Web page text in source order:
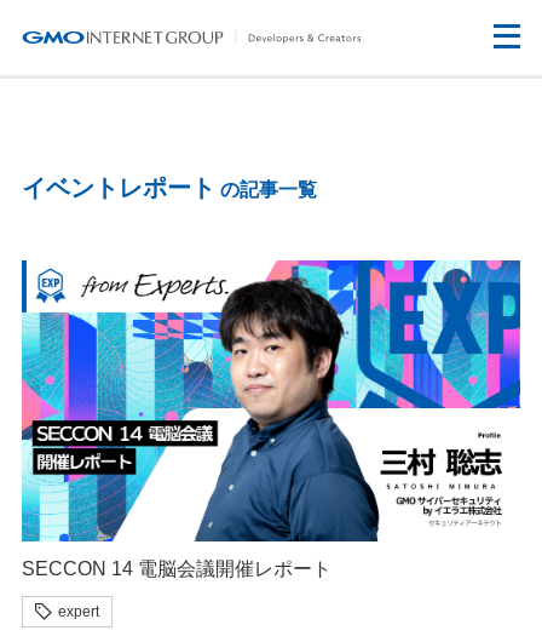
イベントレポート の記事一覧
SECCON 14 電脳会議開催レポート
expert